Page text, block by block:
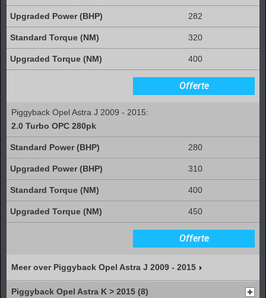
282
320
400
Offerte
Piggyback Opel Astra J 2009 - 2015:
2.0 Turbo OPC 280pk
280
310
400
450
Offerte
Meer over Piggyback Opel Astra J 2009 - 2015
Piggyback Opel Astra K > 2015 (8)